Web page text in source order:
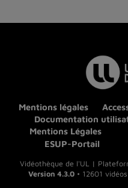
Mentions légales
Documentation
Mentions Légales
ESUP-Portail
Vidéothèque de l'UL |
Version 4.3.0 • 12601